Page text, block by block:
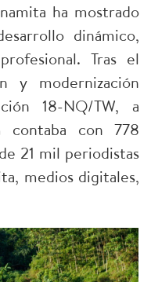
ha mostrado
dinámico,
Tras el
y modernización
18-NQ/TW, a
contaba con 778
21 mil periodistas
medios digitales,